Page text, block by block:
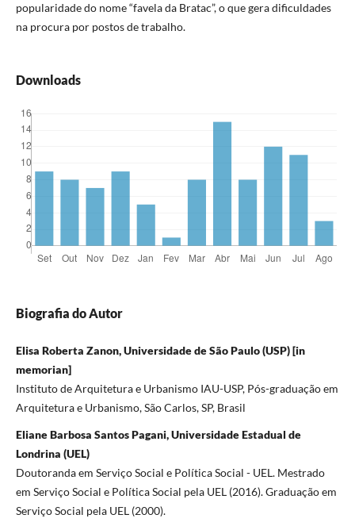
popularidade do nome “favela da Bratac”, o que gera dificuldades
na procura por postos de trabalho.
Downloads
Biografia do Autor
Elisa Roberta Zanon, Universidade de São Paulo (USP) [in
memorian]
Instituto de Arquitetura e Urbanismo IAU-USP, Pós-graduação em
Arquitetura e Urbanismo, São Carlos, SP, Brasil
Eliane Barbosa Santos Pagani, Universidade Estadual de
Londrina (UEL)
Doutoranda em Serviço Social e Política Social - UEL. Mestrado
em Serviço Social e Política Social pela UEL (2016). Graduação em
Serviço Social pela UEL (2000).